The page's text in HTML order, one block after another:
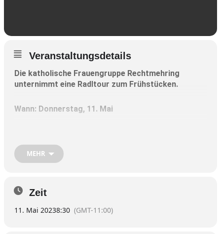
Veranstaltungsdetails
Die katholische Frauengruppe Rechtmehring
unternimmt eine Radltour zum Frühstücken.
Wann: Donnerstag, 11. Mai
Rechtmehring.
gefahren werden.
Bei schlechtem Wetter wird nicht verschoben, es werden
MEHR
Zeit
11. Mai 20238:30 (GMT-11:00)